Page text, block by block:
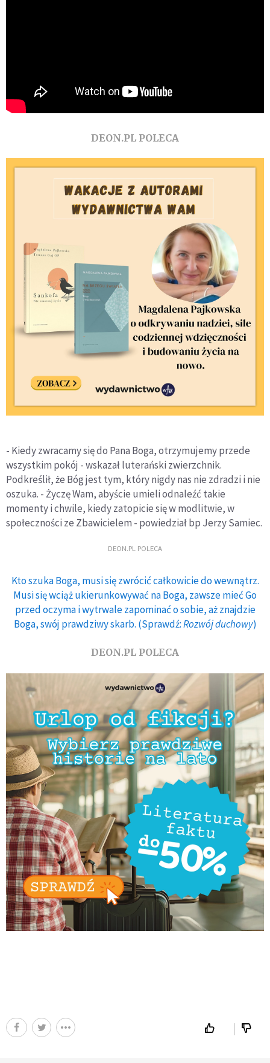
DEON.PL POLECA
- Kiedy zwracamy się do Pana Boga, otrzymujemy przede
wszystkim pokój - wskazał luterański zwierzchnik.
Podkreślił, że Bóg jest tym, który nigdy nas nie zdradzi i nie
oszuka. - Życzę Wam, abyście umieli odnaleźć takie
momenty i chwile, kiedy zatopicie się w modlitwie, w
społeczności ze Zbawicielem - powiedział bp Jerzy Samiec.
DEON.PL POLECA
Kto szuka Boga, musi się zwrócić całkowicie do wewnątrz.
Musi się wciąż ukierunkowywać na Boga, zawsze mieć Go
przed oczyma i wytrwale zapominać o sobie, aż znajdzie
Boga, swój prawdziwy skarb. (Sprawdź:Rozwój duchowy)
DEON.PL POLECA